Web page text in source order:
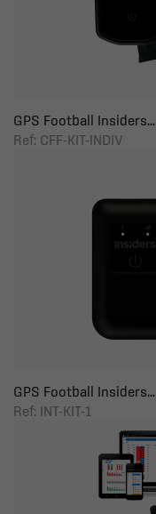
GPS Football Insiders...
Ref: CFF-KIT-INDIV
GPS Football Insiders...
Ref: INT-KIT-1